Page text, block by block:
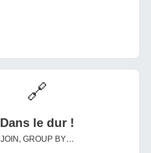
🔗
Dans le dur !
JOIN, GROUP BY…